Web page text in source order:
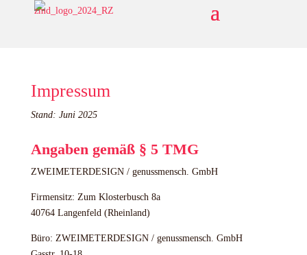
Impressum
Stand: Juni 2025
Angaben gemäß § 5 TMG
ZWEIMETERDESIGN / genussmensch. GmbH
Firmensitz: Zum Klosterbusch 8a
40764 Langenfeld (Rheinland)
Büro: ZWEIMETERDESIGN / genussmensch. GmbH